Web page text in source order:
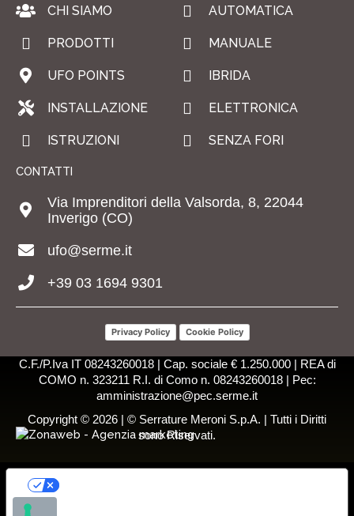
CHI SIAMO
PRODOTTI
UFO POINTS
INSTALLAZIONE
ISTRUZIONI
AUTOMATICA
MANUALE
IBRIDA
ELETTRONICA
SENZA FORI
CONTATTI
Via Imprenditori della Valsorda, 8, 22044
Inverigo (CO)
ufo@serme.it
+39 03 1694 9301
Privacy Policy Cookie Policy
C.F./P.Iva IT 08243260018 | Cap. sociale € 1.250.000 | REA di
COMO n. 323211 R.I. di Como n. 08243260018 | Pec:
amministrazione@pec.serme.it
Copyright © 2026 | © Serrature Meroni S.p.A. | Tutti i Diritti
sono Riservati.